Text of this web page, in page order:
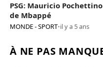
PSG: Mauricio
de Mbappé
MONDE - SPORT•il y a 5 ans
À NE PAS